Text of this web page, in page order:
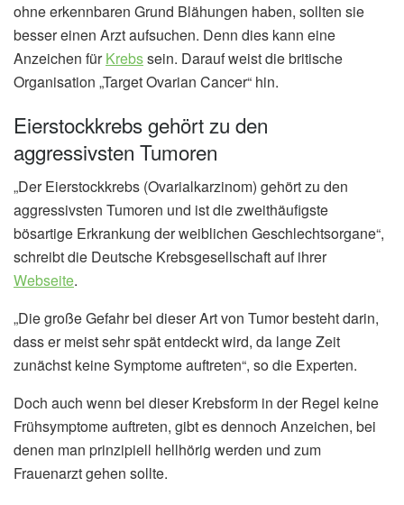
ohne erkennbaren Grund Blähungen haben, sollten sie
besser einen Arzt aufsuchen. Denn dies kann eine
Anzeichen fürKrebssein. Darauf weist die britische
Organisation „Target Ovarian Cancer“ hin.
Eierstockkrebs gehört zu den
aggressivsten Tumoren
„Der Eierstockkrebs (Ovarialkarzinom) gehört zu den
aggressivsten Tumoren und ist die zweithäufigste
bösartige Erkrankung der weiblichen Geschlechtsorgane“,
schreibt die Deutsche Krebsgesellschaft auf ihrer
Webseite.
„Die große Gefahr bei dieser Art von Tumor besteht darin,
dass er meist sehr spät entdeckt wird, da lange Zeit
zunächst keine Symptome auftreten“, so die Experten.
Doch auch wenn bei dieser Krebsform in der Regel keine
Frühsymptome auftreten, gibt es dennoch Anzeichen, bei
denen man prinzipiell hellhörig werden und zum
Frauenarzt gehen sollte.